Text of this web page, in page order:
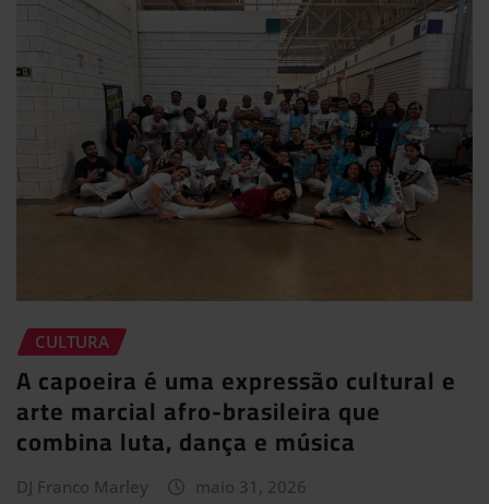
CULTURA
A capoeira é uma expressão cultural e
arte marcial afro-brasileira que
combina luta, dança e música
DJ Franco Marley maio 31, 2026